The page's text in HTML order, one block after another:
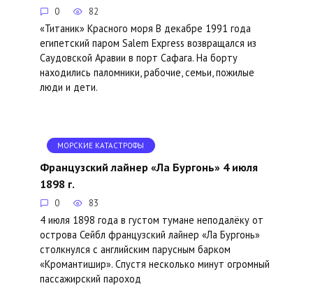
0 82
«Титаник» Красного моря В декабре 1991 года
египетский паром Salem Express возвращался из
Саудовской Аравии в порт Сафага. На борту
находились паломники, рабочие, семьи, пожилые
люди и дети.
МОРСКИЕ КАТАСТРОФЫ
Французский лайнер «Ла Бургонь» 4 июля
1898 г.
0 83
4 июля 1898 года в густом тумане неподалёку от
острова Сейбл французский лайнер «Ла Бургонь»
столкнулся с английским парусным барком
«Кромантишир». Спустя несколько минут огромный
пассажирский пароход